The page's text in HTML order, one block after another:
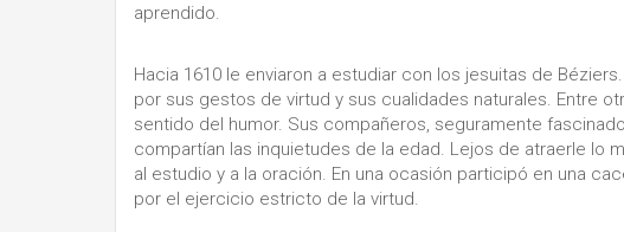
aprendido.
Hacia 1610 le enviaron a estudiar con los jesuitas de
por sus gestos de virtud y sus cualidades naturales. Entre
sentido del humor. Sus compañeros, seguramente
compartían las inquietudes de la edad. Lejos de atraerle lo
al estudio y a la oración. En una ocasión participó en una
por el ejercicio estricto de la virtud.